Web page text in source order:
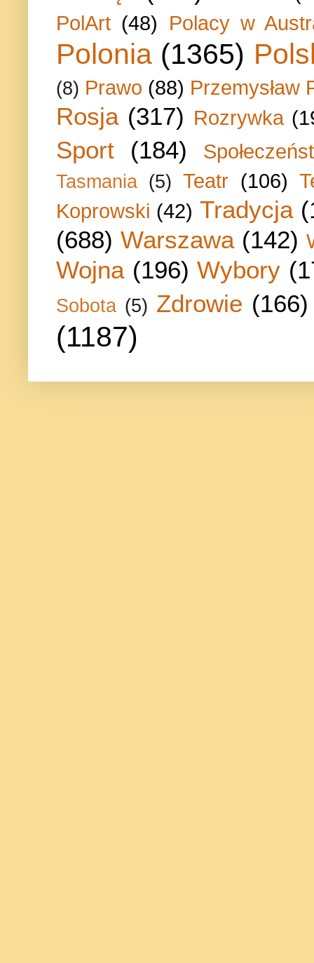
PolArt (48) Polacy w
Polonia (1365)
(8) Prawo (88) Przemysław
Rosja (317) Rozrywka
Sport (184)
Tasmania (5) Teatr (106)
Koprowski (42) Tradycja
(688) Warszawa (142)
Wojna (196) Wybory
Sobota (5) Zdrowie (166)
(1187)